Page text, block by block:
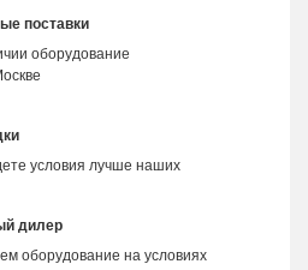
поставки
оборудование
условия лучше наших
дилер
оборудование на условиях